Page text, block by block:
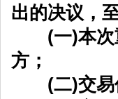
出的决议，
(一)本次重
方；
(二)交易